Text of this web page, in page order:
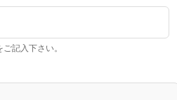
記入下さい。